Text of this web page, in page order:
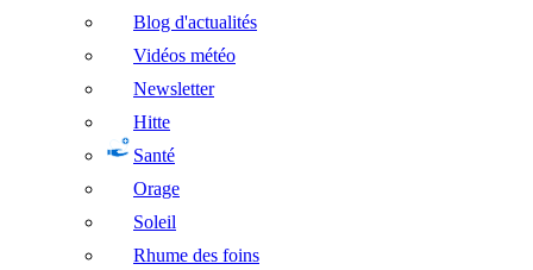
Blog d'actualités
Vidéos météo
Newsletter
Hitte
Santé
Orage
Soleil
Rhume des foins